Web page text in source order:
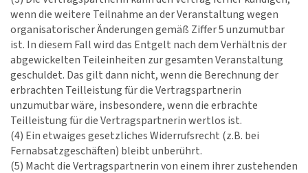
wenn die weitere Teilnahme an der Veranstaltung wegen
organisatorischer Änderungen gemäß Ziffer 5 unzumutbar
ist. In diesem Fall wird das Entgelt nach dem Verhältnis der
abgewickelten Teileinheiten zur gesamten Veranstaltung
geschuldet. Das gilt dann nicht, wenn die Berechnung der
erbrachten Teilleistung für die Vertragspartnerin
unzumutbar wäre, insbesondere, wenn die erbrachte
Teilleistung für die Vertragspartnerin wertlos ist.
(4) Ein etwaiges gesetzliches Widerrufsrecht (z.B. bei
Fernabsatzgeschäften) bleibt unberührt.
(5) Macht die Vertragspartnerin von einem ihrer zustehenden